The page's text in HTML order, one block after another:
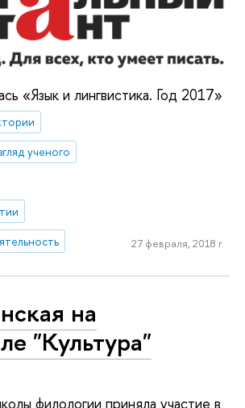
«Язык и лингвистика. Год 2017»
ученого
27 февраля, 2018 г.
на
"Культура"
филологии приняла участие в